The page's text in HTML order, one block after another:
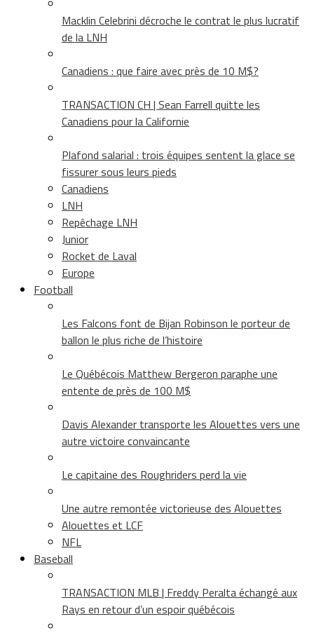
Macklin Celebrini décroche le contrat le plus lucratif
de la LNH
Canadiens : que faire avec près de 10 M$?
TRANSACTION CH | Sean Farrell quitte les
Canadiens pour la Californie
Plafond salarial : trois équipes sentent la glace se
fissurer sous leurs pieds
Canadiens
LNH
Repêchage LNH
Junior
Rocket de Laval
Europe
Football
Les Falcons font de Bijan Robinson le porteur de
ballon le plus riche de l’histoire
Le Québécois Matthew Bergeron paraphe une
entente de près de 100 M$
Davis Alexander transporte les Alouettes vers une
autre victoire convaincante
Le capitaine des Roughriders perd la vie
Une autre remontée victorieuse des Alouettes
Alouettes et LCF
NFL
Baseball
TRANSACTION MLB | Freddy Peralta échangé aux
Rays en retour d’un espoir québécois